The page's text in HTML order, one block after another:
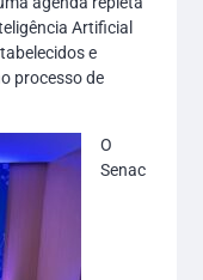
Artificial
e
processo de
O
Senac